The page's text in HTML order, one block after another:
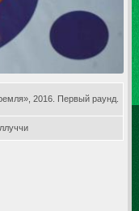
2016. Первый раунд.